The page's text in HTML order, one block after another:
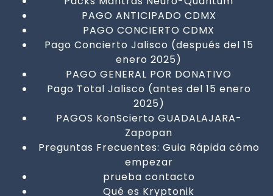
PAGO ANTICIPADO CDMX
PAGO CONCIERTO CDMX
Pago Concierto Jalisco (después del 15
enero 2025)
PAGO GENERAL POR DONATIVO
Pago Total Jalisco (antes del 15 enero
2025)
PAGOS KonScierto GUADALAJARA-
Zapopan
Preguntas Frecuentes: Guia Rápida cómo
empezar
prueba contacto
Qué es Kryptonik